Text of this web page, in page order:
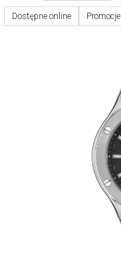
Dostępne online Promocje